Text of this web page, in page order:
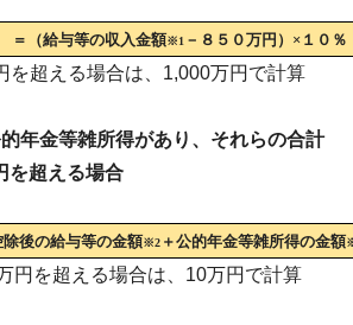
（給与等の収入金額※1－ ８５０万円）×１０％
える場合は、1,000万円で計算
的年金等雑所得があり、それらの合計
を超える場合
後の給与等の金額※2＋公的年金等雑所得の金額
超える場合は、10万円で計算